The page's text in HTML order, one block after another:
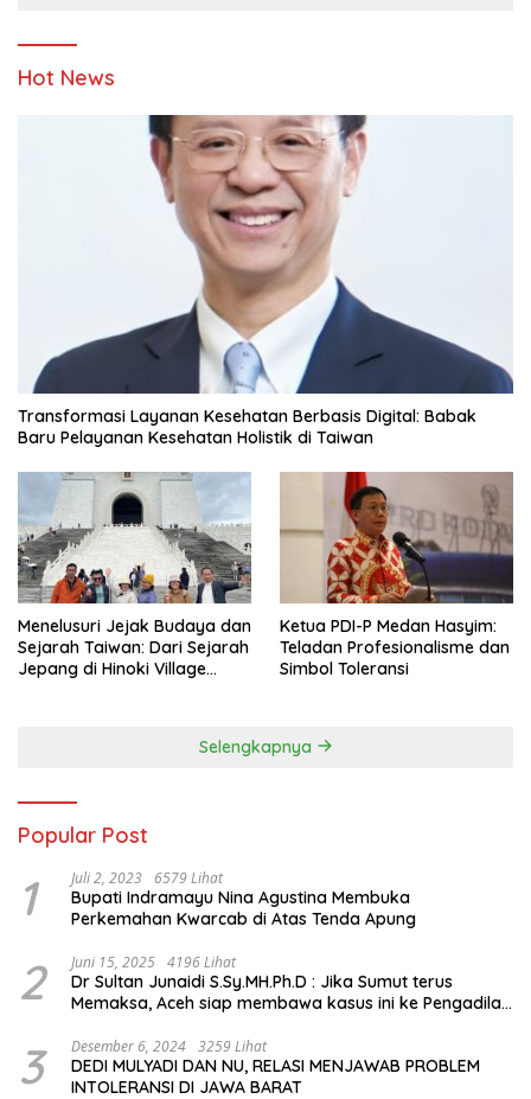
Hot News
Transformasi Layanan Kesehatan Berbasis Digital: Babak
Baru Pelayanan Kesehatan Holistik di Taiwan
Menelusuri Jejak Budaya dan
Sejarah Taiwan: Dari Sejarah
Jepang di Hinoki Village
Ketua PDI-P Medan Hasyim:
Teladan Profesionalisme dan
Simbol Toleransi
Selengkapnya
Popular Post
1 Juli 2, 2023 6579 Lihat
Bupati Indramayu Nina Agustina Membuka
Perkemahan Kwarcab di Atas Tenda Apung
2 Juni 15, 2025 4196 Lihat
Dr Sultan Junaidi S.Sy.MH.Ph.D : Jika Sumut terus
Memaksa, Aceh siap membawa kasus ini ke Pengadilan
3 Desember 6, 2024 3259 Lihat
DEDI MULYADI DAN NU, RELASI MENJAWAB PROBLEM
INTOLERANSI DI JAWA BARAT